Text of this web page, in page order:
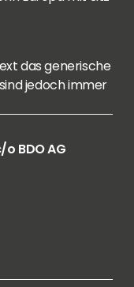
das generische
jedoch immer
BDO AG